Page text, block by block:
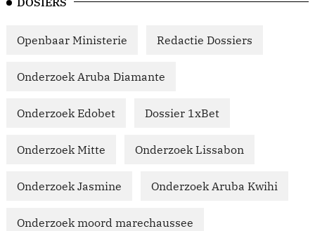
Openbaar Ministerie Redactie Dossiers
Onderzoek Aruba Diamante
Onderzoek Edobet Dossier 1xBet
Onderzoek Mitte Onderzoek Lissabon
Onderzoek Jasmine Onderzoek Aruba Kwihi
Onderzoek moord marechaussee